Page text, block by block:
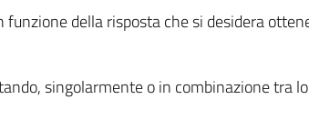
della risposta che si desidera
singolarmente o in combinazione tra